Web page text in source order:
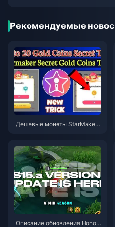
Рекомендуемые
Дешевые монеты StarMaker
Описание обновления Honor